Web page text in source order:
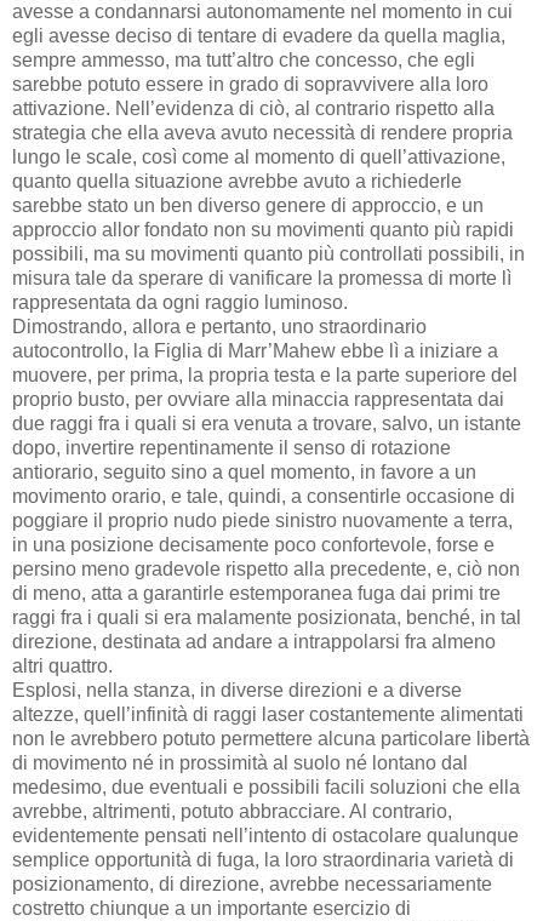
avesse a condannarsi autonomamente nel momento in cui
egli avesse deciso di tentare di evadere da quella maglia,
sempre ammesso, ma tutt’altro che concesso, che egli
sarebbe potuto essere in grado di sopravvivere alla loro
attivazione. Nell’evidenza di ciò, al contrario rispetto alla
strategia che ella aveva avuto necessità di rendere propria
lungo le scale, così come al momento di quell’attivazione,
quanto quella situazione avrebbe avuto a richiederle
sarebbe stato un ben diverso genere di approccio, e un
approccio allor fondato non su movimenti quanto più rapidi
possibili, ma su movimenti quanto più controllati possibili, in
misura tale da sperare di vanificare la promessa di morte lì
rappresentata da ogni raggio luminoso.
Dimostrando, allora e pertanto, uno straordinario
autocontrollo, la Figlia di Marr’Mahew ebbe lì a iniziare a
muovere, per prima, la propria testa e la parte superiore del
proprio busto, per ovviare alla minaccia rappresentata dai
due raggi fra i quali si era venuta a trovare, salvo, un istante
dopo, invertire repentinamente il senso di rotazione
antiorario, seguito sino a quel momento, in favore a un
movimento orario, e tale, quindi, a consentirle occasione di
poggiare il proprio nudo piede sinistro nuovamente a terra,
in una posizione decisamente poco confortevole, forse e
persino meno gradevole rispetto alla precedente, e, ciò non
di meno, atta a garantirle estemporanea fuga dai primi tre
raggi fra i quali si era malamente posizionata, benché, in tal
direzione, destinata ad andare a intrappolarsi fra almeno
altri quattro.
Esplosi, nella stanza, in diverse direzioni e a diverse
altezze, quell’infinità di raggi laser costantemente alimentati
non le avrebbero potuto permettere alcuna particolare libertà
di movimento né in prossimità al suolo né lontano dal
medesimo, due eventuali e possibili facili soluzioni che ella
avrebbe, altrimenti, potuto abbracciare. Al contrario,
evidentemente pensati nell’intento di ostacolare qualunque
semplice opportunità di fuga, la loro straordinaria varietà di
posizionamento, di direzione, avrebbe necessariamente
costretto chiunque a un importante esercizio di